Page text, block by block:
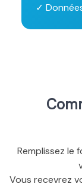
✓
Remplissez le
Vous recevrez